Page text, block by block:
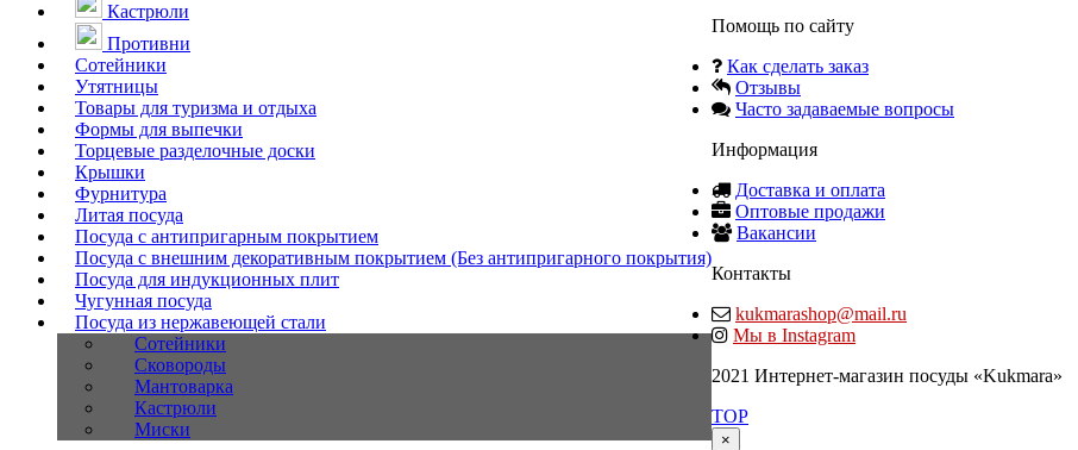
Кастрюли
Противни
Сотейники
Утятницы
Товары для туризма и отдыха
Формы для выпечки
Торцевые разделочные доски
Крышки
Фурнитура
Литая посуда
Посуда с антипригарным покрытием
Посуда с внешним декоративным покрытием (Без антипригарного покрытия)
Посуда для индукционных плит
Чугунная посуда
Посуда из нержавеющей стали
Сотейники
Сковороды
Мантоварка
Кастрюли
Миски
Помощь по сайту
Как сделать заказ
Отзывы
Часто задаваемые вопросы
Информация
Доставка и оплата
Оптовые продажи
Вакансии
Контакты
kukmarashop@mail.ru
Мы в Instagram
2021 Интернет-магазин посуды «Kukmara»
TOP
×